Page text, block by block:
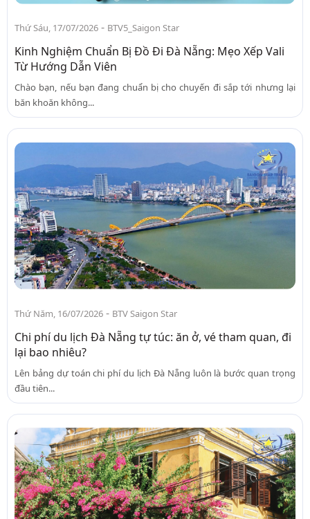
Thứ Sáu, 17/07/2026 - BTV5_Saigon Star
Kinh Nghiệm Chuẩn Bị Đồ Đi Đà Nẵng: Mẹo Xếp Vali
Từ Hướng Dẫn Viên
Chào bạn, nếu bạn đang chuẩn bị cho chuyến đi sắp tới nhưng lại
băn khoăn không...
Thứ Năm, 16/07/2026 - BTV Saigon Star
Chi phí du lịch Đà Nẵng tự túc: ăn ở, vé tham quan, đi
lại bao nhiêu?
Lên bảng dự toán chi phí du lịch Đà Nẵng luôn là bước quan trọng
đầu tiên...